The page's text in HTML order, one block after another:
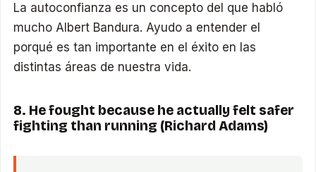
La autoconfianza es un concepto del que habló
mucho Albert Bandura. Ayudo a entender el
porqué es tan importante en el éxito en las
distintas áreas de nuestra vida.
8. He fought because he actually felt safer
fighting than running (Richard Adams)